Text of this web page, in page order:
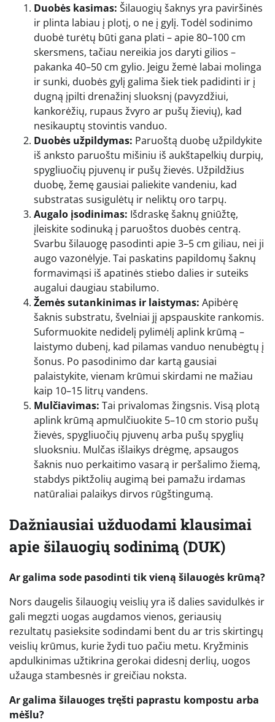
Duobės kasimas: Šilauogių šaknys yra paviršinės
ir plinta labiau į plotį, o ne į gylį. Todėl sodinimo
duobė turėtų būti gana plati – apie 80–100 cm
skersmens, tačiau nereikia jos daryti gilios –
pakanka 40–50 cm gylio. Jeigu žemė labai molinga
ir sunki, duobės gylį galima šiek tiek padidinti ir į
dugną įpilti drenažinį sluoksnį (pavyzdžiui,
kankorėžių, rupaus žvyro ar pušų žievių), kad
nesikauptų stovintis vanduo.
Duobės užpildymas: Paruoštą duobę užpildykite
iš anksto paruoštu mišiniu iš aukštapelkių durpių,
spygliuočių pjuvenų ir pušų žievės. Užpildžius
duobę, žemę gausiai paliekite vandeniu, kad
substratas susigulėtų ir neliktų oro tarpų.
Augalo įsodinimas: Išdraskę šaknų gniūžtę,
įleiskite sodinuką į paruoštos duobės centrą.
Svarbu šilauogę pasodinti apie 3–5 cm giliau, nei ji
augo vazonėlyje. Tai paskatins papildomų šaknų
formavimąsi iš apatinės stiebo dalies ir suteiks
augalui daugiau stabilumo.
Žemės sutankinimas ir laistymas: Apibėrę
šaknis substratu, švelniai jį apspauskite rankomis.
Suformuokite nedidelį pylimėlį aplink krūmą –
laistymo dubenį, kad pilamas vanduo nenubėgtų į
šonus. Po pasodinimo dar kartą gausiai
palaistykite, vienam krūmui skirdami ne mažiau
kaip 10–15 litrų vandens.
Mulčiavimas: Tai privalomas žingsnis. Visą plotą
aplink krūmą apmulčiuokite 5–10 cm storio pušų
žievės, spygliuočių pjuvenų arba pušų spyglių
sluoksniu. Mulčas išlaikys drėgmę, apsaugos
šaknis nuo perkaitimo vasarą ir peršalimo žiemą,
stabdys piktžolių augimą bei pamažu irdamas
natūraliai palaikys dirvos rūgštingumą.
Dažniausiai užduodami klausimai
apie šilauogių sodinimą (DUK)
Ar galima sode pasodinti tik vieną šilauogės krūmą?
Nors daugelis šilauogių veislių yra iš dalies savidulkės ir
gali megzti uogas augdamos vienos, geriausių
rezultatų pasieksite sodindami bent du ar tris skirtingų
veislių krūmus, kurie žydi tuo pačiu metu. Kryžminis
apdulkinimas užtikrina gerokai didesnį derlių, uogos
užauga stambesnės ir greičiau noksta.
Ar galima šilauoges tręšti paprastu kompostu arba
mėšlu?